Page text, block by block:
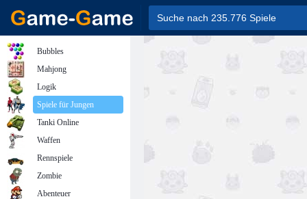
Bubbles
Mahjong
Logik
Spiele für Jungen
Tanki Online
Waffen
Rennspiele
Zombie
Abenteuer